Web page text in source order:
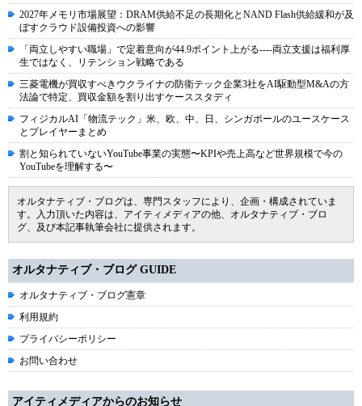
2027年メモリ市場展望：DRAM供給不足の長期化とNAND Flash供給緩和が及
ぼすクラウド設備投資への影響
「両立しやすい職場」で定着意向が44.9ポイント上がる----両立支援は福利厚
生ではなく、リテンション戦略である
三菱電機が買収すべきウクライナの防衛テック企業3社をAI駆動型M&Aの方
法論で特定、買収金額を割り出すケーススタディ
フィジカルAI「物流テック」米、欧、中、日、シンガポールのユースケース
とプレイヤーまとめ
割と知られていないYouTube事業の実態〜KPIや売上高など世界規模で今の
YouTubeを理解する〜
オルタナティブ・ブログは、専門スタッフにより、企画・構成されていま
す。入力頂いた内容は、アイティメディアの他、オルタナティブ・ブロ
グ、及び本記事執筆会社に提供されます。
オルタナティブ・ブログ GUIDE
オルタナティブ・ブログ憲章
利用規約
プライバシーポリシー
お問い合わせ
アイティメディアからのお知らせ